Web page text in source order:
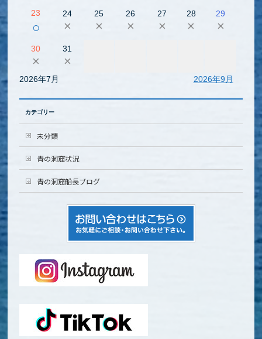
23
○
24
×
25
×
26
×
27
×
28
×
29
×
30
×
31
×
2026年7月 2026年9月
カテゴリー
未分類
青の洞窟状況
青の洞窟船長ブログ